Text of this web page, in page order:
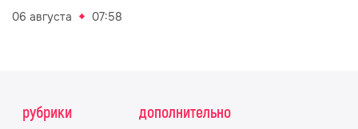
06 августа 07:58
рубрики
дополнительно